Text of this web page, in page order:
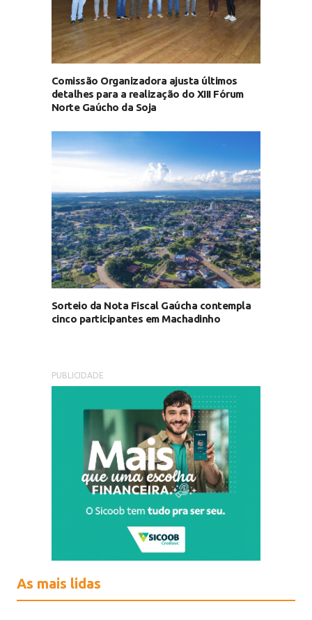
Comissão Organizadora ajusta últimos
detalhes para a realização do XIII Fórum
Norte Gaúcho da Soja
Sorteio da Nota Fiscal Gaúcha contempla
cinco participantes em Machadinho
PUBLICIDADE
As mais lidas